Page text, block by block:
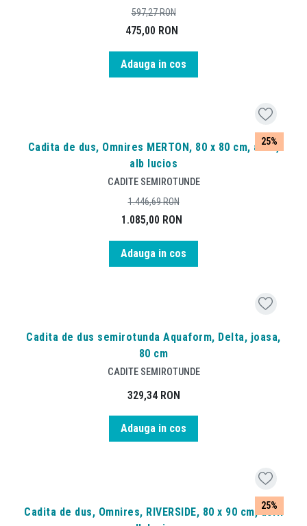
475,00 RON
597,27RON
Adauga in cos
25%
Cadita de dus, Omnires MERTON, 80 x 80 cm, acril,
alb lucios
CADITE SEMIROTUNDE
1.085,00 RON
1.446,69RON
Adauga in cos
Cadita de dus semirotunda Aquaform, Delta, joasa,
80 cm
CADITE SEMIROTUNDE
329,34 RON
Adauga in cos
25%
Cadita de dus, Omnires, RIVERSIDE, 80 x 90 cm, acril